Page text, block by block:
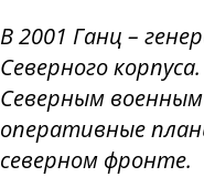
В 2001 Ганц –
Северного
Северным
оперативные
северном фронте.